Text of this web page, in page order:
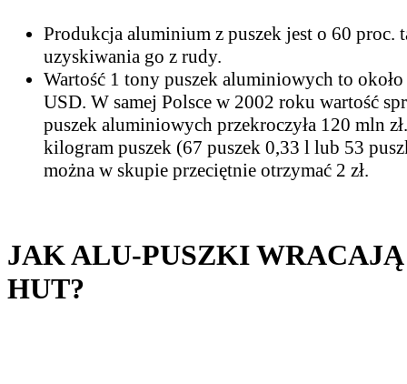
Produkcja aluminium z puszek jest o 60 proc.
uzyskiwania go z rudy.
Wartość 1 tony puszek aluminiowych to
USD. W samej Polsce w 2002 roku wartość
puszek aluminiowych przekroczyła 120 mln
kilogram puszek (67 puszek 0,33 l lub 53
można w skupie przeciętnie otrzymać 2 zł.
JAK ALU-PUSZKI
HUT?